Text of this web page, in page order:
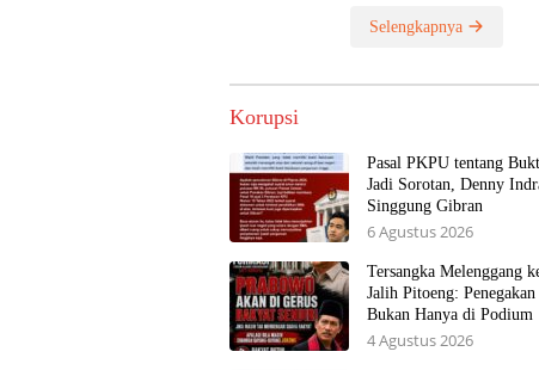
Selengkapnya
Korupsi
Pasal PKPU tentang
Jadi Sorotan, Denny
Singgung Gibran
6 Agustus 2026
Tersangka Melenggang
Jalih Pitoeng:
Bukan Hanya di Podium
4 Agustus 2026